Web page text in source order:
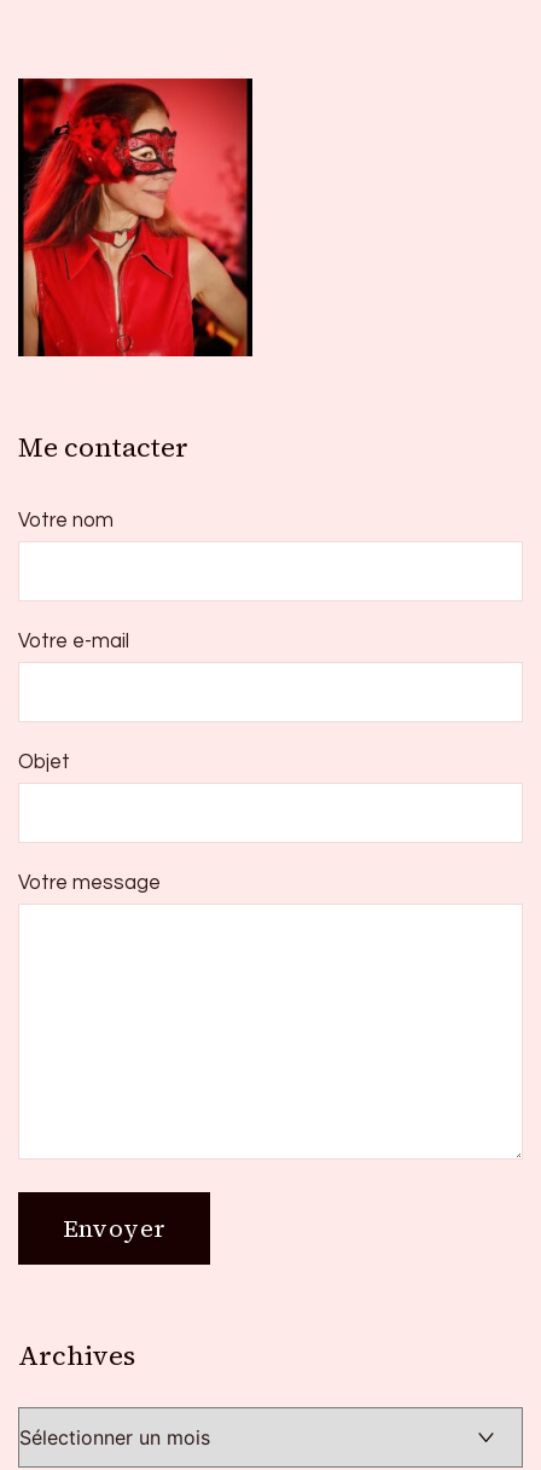
Me contacter
Votre nom
Votre e-mail
Objet
Votre message
Archives